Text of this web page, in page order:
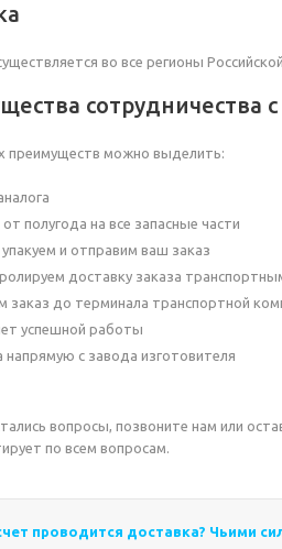
во все регионы
сотрудничества
преимуществ можно выделить:
от полугода на все запасные части
и отправим ваш заказ
доставку заказа
заказ до терминала транспортной
успешной работы
напрямую с завода изготовителя
вопросы, позвоните нам или
по всем вопросам.
проводится доставка? Чьими